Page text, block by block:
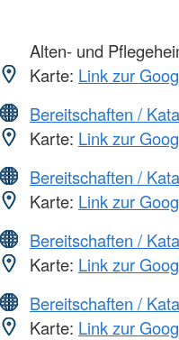
Alten- und
Karte: Link zur
Bereitschaften /
Karte: Link zur
Bereitschaften /
Karte: Link zur
Bereitschaften /
Karte: Link zur
Bereitschaften /
Karte: Link zur